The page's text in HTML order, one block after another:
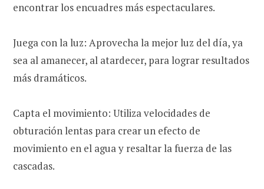
encontrar los encuadres más espectaculares.
Juega con la luz: Aprovecha la mejor luz del día, ya
sea al amanecer, al atardecer, para lograr resultados
más dramáticos.
Capta el movimiento: Utiliza velocidades de
obturación lentas para crear un efecto de
movimiento en el agua y resaltar la fuerza de las
cascadas.